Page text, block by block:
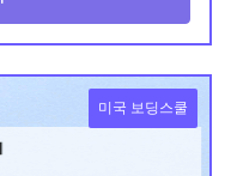
미국 보딩스쿨